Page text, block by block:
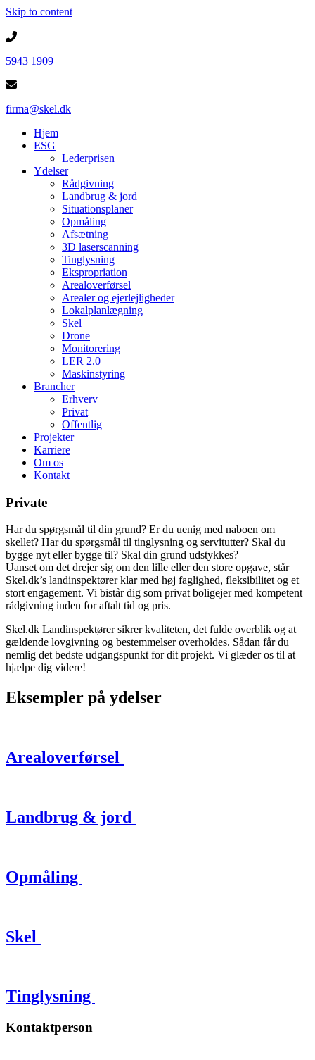
Skip to content
5943 1909
firma@skel.dk
Hjem
ESG
Lederprisen
Ydelser
Rådgivning
Landbrug & jord
Situationsplaner
Opmåling
Afsætning
3D laserscanning
Tinglysning
Ekspropriation
Arealoverførsel
Arealer og ejerlejligheder
Lokalplanlægning
Skel
Drone
Monitorering
LER 2.0
Maskinstyring
Brancher
Erhverv
Privat
Offentlig
Projekter
Karriere
Om os
Kontakt
Private
Har du spørgsmål til din grund? Er du uenig med naboen om
skellet? Har du spørgsmål til tinglysning og servitutter? Skal du
bygge nyt eller bygge til? Skal din grund udstykkes?
Uanset om det drejer sig om den lille eller den store opgave, står
Skel.dk’s landinspektører klar med høj faglighed, fleksibilitet og et
stort engagement. Vi bistår dig som privat boligejer med kompetent
rådgivning inden for aftalt tid og pris.
Skel.dk Landinspektører sikrer kvaliteten, det fulde overblik og at
gældende lovgivning og bestemmelser overholdes. Sådan får du
nemlig det bedste udgangspunkt for dit projekt. Vi glæder os til at
hjælpe dig videre!
Eksempler på ydelser
Arealoverførsel
Landbrug & jord
Opmåling
Skel
Tinglysning
Kontaktperson